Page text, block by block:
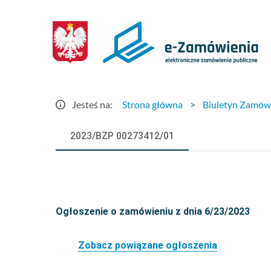
Szczegóły
ogłoszenia
Zamówienia.gov.pl
Jesteś na: Strona główna > Biuletyn
2023/BZP 00273412/01
Ogłoszenie o zamówieniu z dnia 6/23/2023
Zobacz powiązane ogłoszenia